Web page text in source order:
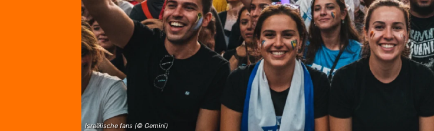
Israëlische fans (© Gemini)